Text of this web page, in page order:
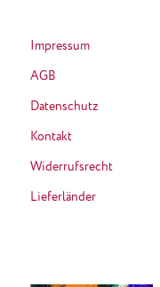
Impressum
AGB
Datenschutz
Kontakt
Widerrufsrecht
Lieferländer